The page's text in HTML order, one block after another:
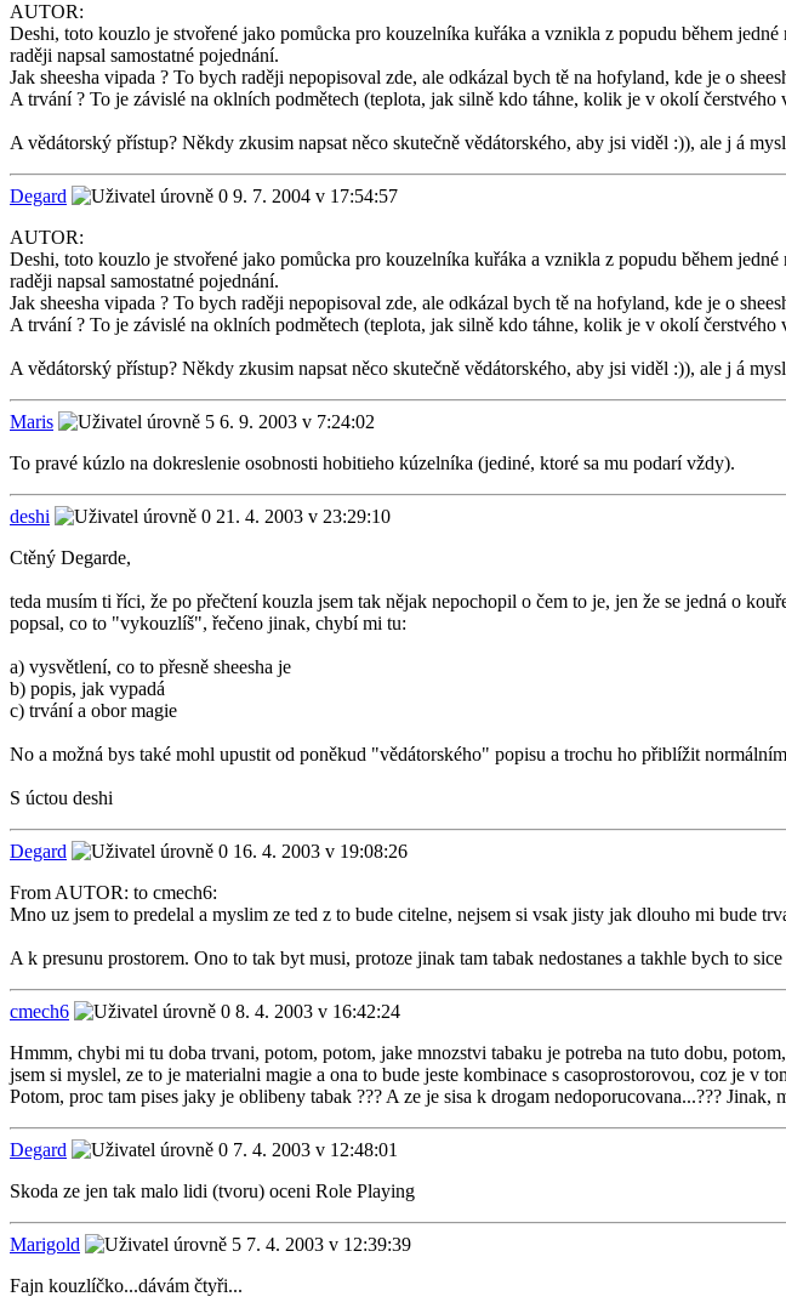
AUTOR:
Deshi, toto kouzlo je stvořené jako pomůcka pro kouzelníka kuřáka a vznikla z popudu během
raději napsal samostatné pojednání.
Jak sheesha vipada ? To bych raději nepopisoval zde, ale odkázal bych tě na hofyland, kde je o
A trvání ? To je závislé na oklních podmětech (teplota, jak silně kdo táhne, kolik je v okolí
A vědátorský přístup? Někdy zkusim napsat něco skutečně vědátorského, aby jsi viděl :)), ale j á
Degard
9. 7. 2004 v 17:54:57
AUTOR:
Deshi, toto kouzlo je stvořené jako pomůcka pro kouzelníka kuřáka a vznikla z popudu během
raději napsal samostatné pojednání.
Jak sheesha vipada ? To bych raději nepopisoval zde, ale odkázal bych tě na hofyland, kde je o
A trvání ? To je závislé na oklních podmětech (teplota, jak silně kdo táhne, kolik je v okolí
A vědátorský přístup? Někdy zkusim napsat něco skutečně vědátorského, aby jsi viděl :)), ale j á
Maris
6. 9. 2003 v 7:24:02
To pravé kúzlo na dokreslenie osobnosti hobitieho kúzelníka (jediné, ktoré sa mu podarí vždy).
deshi
21. 4. 2003 v 23:29:10
Ctěný Degarde,
teda musím ti říci, že po přečtení kouzla jsem tak nějak nepochopil o čem to je, jen že se jedná o
popsal, co to "vykouzlíš", řečeno jinak, chybí mi tu:
a) vysvětlení, co to přesně sheesha je
b) popis, jak vypadá
c) trvání a obor magie
No a možná bys také mohl upustit od poněkud "vědátorského" popisu a trochu ho přiblížit
S úctou deshi
Degard
16. 4. 2003 v 19:08:26
From AUTOR: to cmech6:
Mno uz jsem to predelal a myslim ze ted z to bude citelne, nejsem si vsak jisty jak dlouho mi bude
A k presunu prostorem. Ono to tak byt musi, protoze jinak tam tabak nedostanes a takhle bych to
cmech6
8. 4. 2003 v 16:42:24
Hmmm, chybi mi tu doba trvani, potom, potom, jake mnozstvi tabaku je potreba na tuto dobu,
jsem si myslel, ze to je materialni magie a ona to bude jeste kombinace s casoprostorovou, coz je v
Potom, proc tam pises jaky je oblibeny tabak ??? A ze je sisa k drogam nedoporucovana...???
Degard
7. 4. 2003 v 12:48:01
Skoda ze jen tak malo lidi (tvoru) oceni Role Playing
Marigold
7. 4. 2003 v 12:39:39
Fajn kouzlíčko...dávám čtyři...